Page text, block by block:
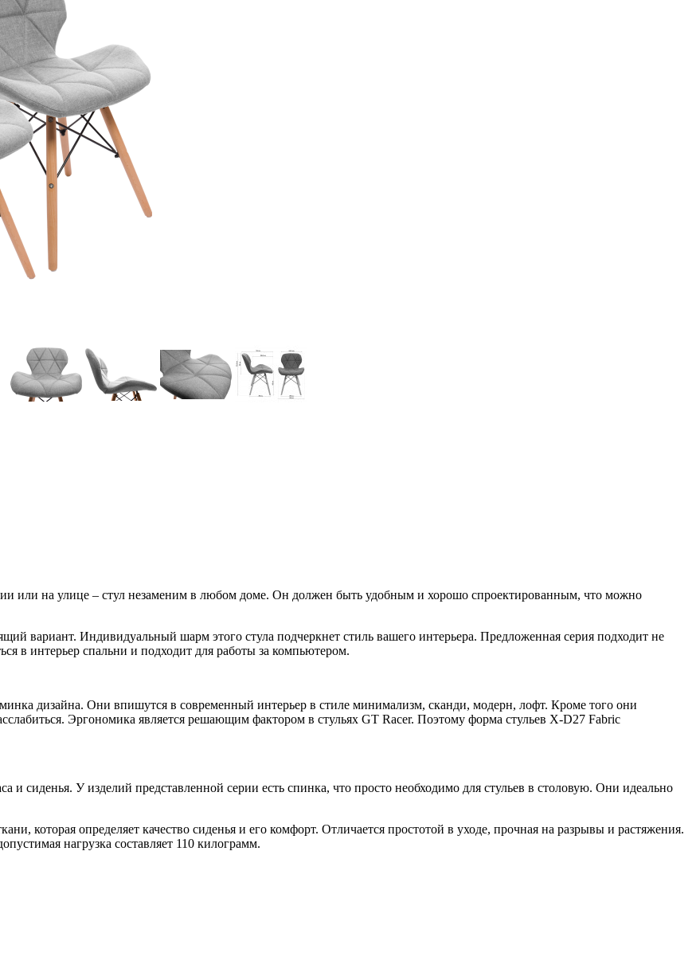
или на улице – стул незаменим в любом доме. Он должен быть удобным и хорошо спроектированным, что можно
вариант. Индивидуальный шарм этого стула подчеркнет стиль вашего интерьера. Предложенная серия подходит не
в интерьер спальни и подходит для работы за компьютером.
дизайна. Они впишутся в современный интерьер в стиле минимализм, сканди, модерн, лофт. Кроме того они
Эргономика является решающим фактором в стульях GT Racer. Поэтому форма стульев X-D27 Fabric
и сиденья. У изделий представленной серии есть спинка, что просто необходимо для стульев в столовую. Они идеально
которая определяет качество сиденья и его комфорт. Отличается простотой в уходе, прочная на разрывы и растяжения.
нагрузка составляет 110 килограмм.